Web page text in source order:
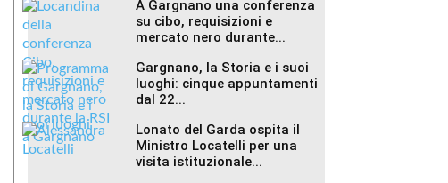
A Gargnano una conferenza
su cibo, requisizioni e
mercato nero durante...
Gargnano, la Storia e i suoi
luoghi: cinque appuntamenti
dal 22...
Lonato del Garda ospita il
Ministro Locatelli per una
visita istituzionale...